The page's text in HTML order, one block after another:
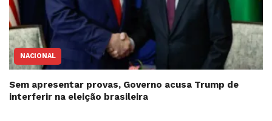
NACIONAL
Sem apresentar provas, Governo acusa Trump de
interferir na eleição brasileira